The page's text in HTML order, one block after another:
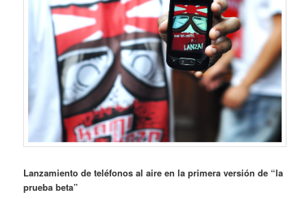
Lanzamiento de teléfonos al aire en la primera versión de “la
prueba beta”